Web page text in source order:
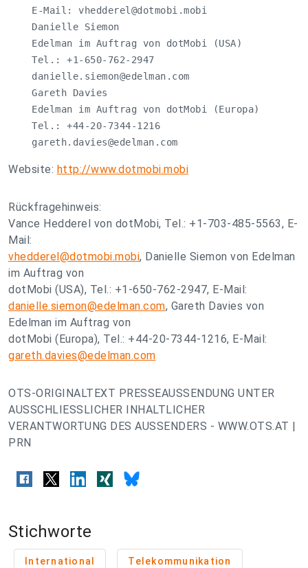
    E-Mail:
vhedderel@dotmobi.mobi
    Danielle Siemon
    Edelman im Auftrag von dotMobi (USA)
    Tel.: +1-650-762-2947
danielle.siemon@edelman.com
    Gareth Davies
    Edelman im Auftrag von dotMobi (Europa)
    Tel.: +44-20-7344-1216
gareth.davies@edelman.com
Website: http://www.dotmobi.mobi
Rückfragehinweis:
Vance Hedderel von dotMobi, Tel.: +1-703-485-5563, E-
Mail:
vhedderel@dotmobi.mobi, Danielle Siemon von Edelman
im Auftrag von
dotMobi (USA), Tel.: +1-650-762-2947, E-Mail:
danielle.siemon@edelman.com, Gareth Davies von
Edelman im Auftrag von
dotMobi (Europa), Tel.: +44-20-7344-1216, E-Mail:
gareth.davies@edelman.com
OTS-ORIGINALTEXT PRESSEAUSSENDUNG UNTER
AUSSCHLIESSLICHER INHALTLICHER
VERANTWORTUNG DES AUSSENDERS - WWW.OTS.AT |
PRN
Stichworte
International Telekommunikation